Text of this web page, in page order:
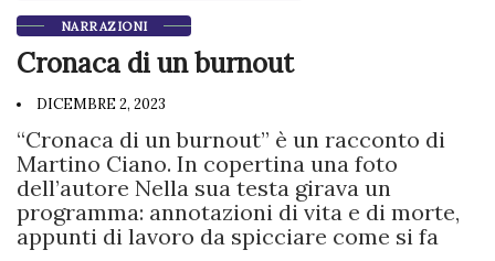
NARRAZIONI
Cronaca di un burnout
DICEMBRE 2, 2023
“Cronaca di un burnout” è un racconto di
Martino Ciano. In copertina una foto
dell’autore Nella sua testa girava un
programma: annotazioni di vita e di morte,
appunti di lavoro da spicciare come si fa